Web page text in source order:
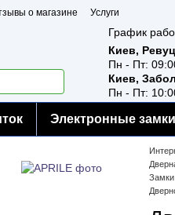
о магазине
Услуги
График
Киев,
Пн - Пт:
Киев,
Пн - Пт:
Электронные